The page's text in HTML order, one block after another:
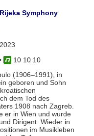
Symphony
10 10 10
(1906–1991), in
geboren und Sohn
dem Tod des
1908 nach Zagreb.
er in Wien und wurde
Dirigent. Wieder in
im Musikleben